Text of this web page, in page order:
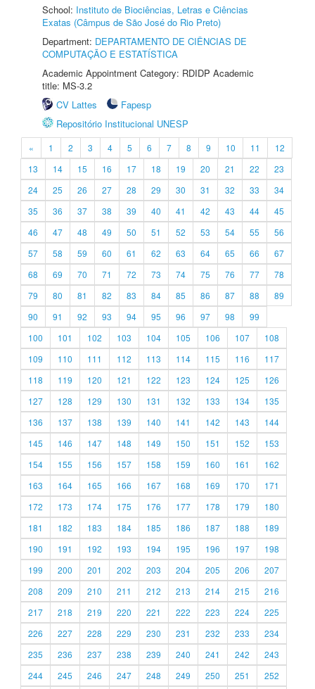
School: Instituto de Biociências, Letras e Ciências
Exatas (Câmpus de São José do Rio Preto)
Department: DEPARTAMENTO DE CIÊNCIAS DE
COMPUTAÇÃO E ESTATÍSTICA
Academic Appointment Category: RDIDP Academic
title: MS-3.2
CV Lattes
Fapesp
Repositório Institucional UNESP
« 1 2 3 4 5 6 7 8 9 10 11
12
13
14 15 16 17 18 19 20 21 22
23
24
25 26 27 28 29 30 31 32 33
34
35
36 37 38 39 40 41 42 43 44
45
46
47 48 49 50 51 52 53 54 55
56
57
58 59 60 61 62 63 64 65 66
67
68
69 70 71 72 73 74 75 76 77
78
79
80 81 82 83 84 85 86 87 88
89
90
91 92 93 94 95 96 97 98
99
100
101 102 103 104 105 106 107
108
109
110 111 112 113 114 115 116
117
118
119 120 121 122 123 124 125
126
127
128 129 130 131 132 133 134
135
136
137 138 139 140 141 142 143
144
145
146 147 148 149 150 151 152
153
154
155 156 157 158 159 160 161
162
163
164 165 166 167 168 169 170
171
172
173 174 175 176 177 178 179
180
181
182 183 184 185 186 187 188
189
190
191 192 193 194 195 196 197
198
199
200 201 202 203 204 205 206
207
208
209 210 211 212 213 214 215
216
217
218 219 220 221 222 223 224
225
226
227 228 229 230 231 232 233
234
235
236 237 238 239 240 241 242
243
244
245 246 247 248 249 250 251 252